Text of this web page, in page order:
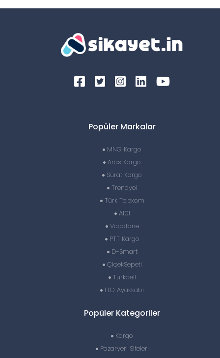
Popüler Markalar
MNG Kargo
Aras Kargo
Sürat Kargo
Trendyol
Türk Telekom
A101
Vodafone
PTT Kargo
D-Smart
ÇiçekSepeti
Turkcell
FLO Ayakkabı
Popüler Kategoriler
Kargo
Pazaryeri Siteleri